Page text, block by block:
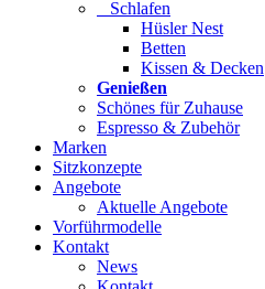
Schlafen
Hüsler Nest
Betten
Kissen & Decken
Genießen
Schönes für Zuhause
Espresso & Zubehör
Marken
Sitzkonzepte
Angebote
Aktuelle Angebote
Vorführmodelle
Kontakt
News